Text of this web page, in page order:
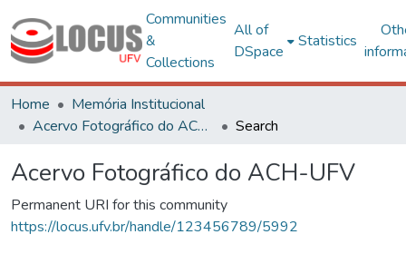
Communities
&
Collections
All of
DSpace
Statistics
Home
Memória Institucional
Acervo Fotográfico do ACH-UFV
Search
Acervo Fotográfico do ACH-UFV
Permanent URI for this community
https://locus.ufv.br/handle/123456789/5992